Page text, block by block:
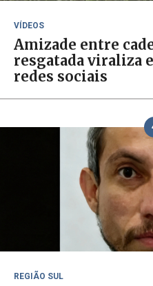
VÍDEOS
Amizade entre
resgatada viraliza
redes sociais
REGIÃO SUL